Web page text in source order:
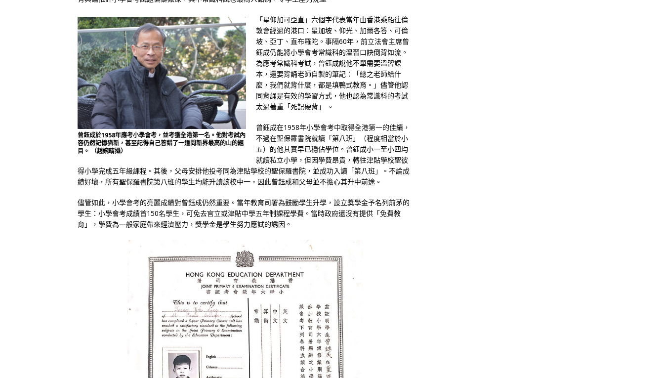
曾鈺成於1958年應考小學會考，並考獲全港第一名。他對考試內
容仍然記憶猶新，甚至記得自己答錯了一道問新界最高的山的題
目。 （趙婉晴攝）
「星仰加可亞直」六個字代表當年由香港乘船往倫
敦會經過的港口：星加坡、仰光、加爾各答、可倫
坡、亞丁、直布羅陀。事隔60年，前立法會主席曾
鈺成仍能將小學會考常識科的溫習口訣倒背如流。
為應考常識科考試，曾鈺成說他不單需要溫習課
本，還要背誦老師自製的筆記：「總之老師給什
麼，我們就背什麼，都是填鴨式教育。」儘管他認
同背誦是有效的學習方式，他也認為常識科的考試
太過著重「死記硬背」 。
曾鈺成在1958年小學會考中取得全港第一的佳績，
不過在聖保羅書院就讀「第八班」（程度相當於小
五）的他其實早已穩佔學位。曾鈺成小一至小四均
就讀私立小學，但因學費昂貴，轉往津貼學校聖彼
得小學完成五年級課程。其後，父母安排他投考同為津貼學校的聖保羅書院，並成功入讀「第八班」。不論成
績好壞，所有聖保羅書院第八班的學生均能升讀該校中一，因此曾鈺成和父母並不擔心其升中前途。
儘管如此，小學會考的亮麗成績對曾鈺成仍然重要。當年教育司署為鼓勵學生升學，設立獎學金予名列前茅的
學生：小學會考成績首150名學生，可免去官立或津貼中學五年制課程學費。當時政府還沒有提供「免費教
育」，學費為一般家庭帶來經濟壓力，獎學金是學生努力應試的誘因。